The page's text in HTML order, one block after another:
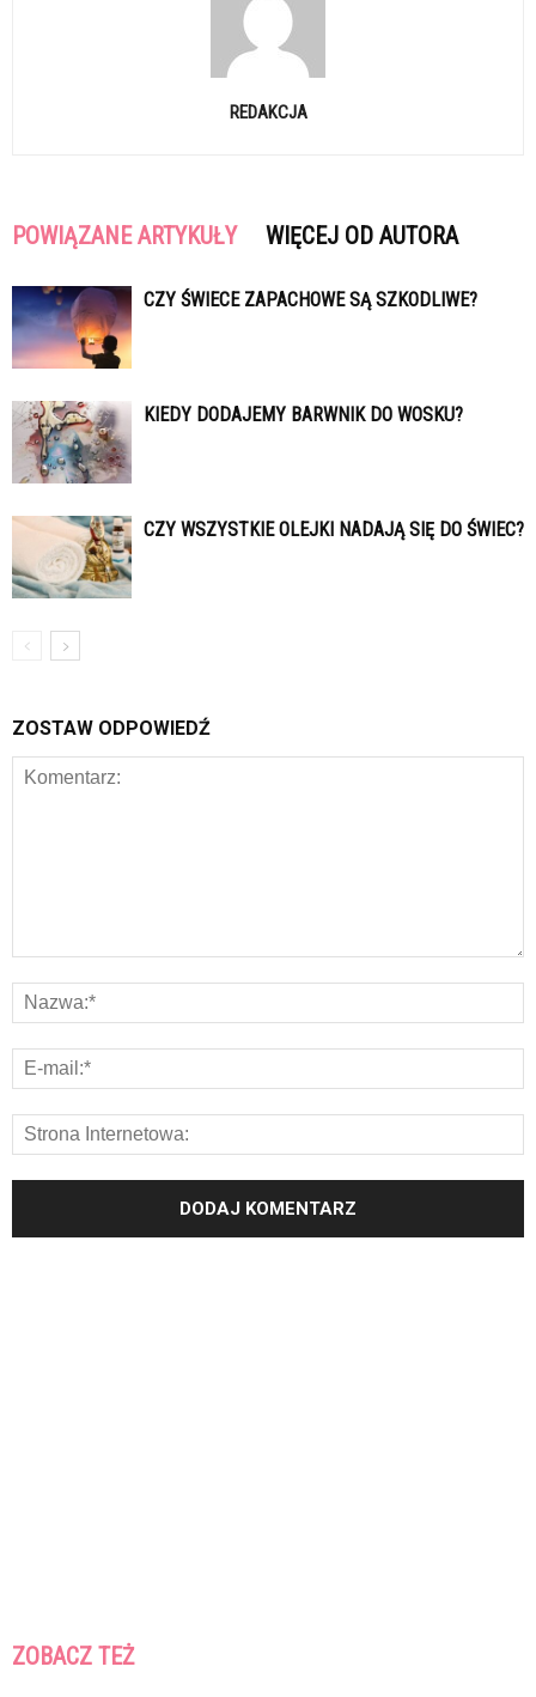
REDAKCJA
POWIĄZANE ARTYKUŁY WIĘCEJ OD AUTORA
CZY ŚWIECE ZAPACHOWE SĄ SZKODLIWE?
KIEDY DODAJEMY BARWNIK DO WOSKU?
CZY WSZYSTKIE OLEJKI NADAJĄ SIĘ DO ŚWIEC?
ZOSTAW ODPOWIEDŹ
ZOBACZ TEŻ